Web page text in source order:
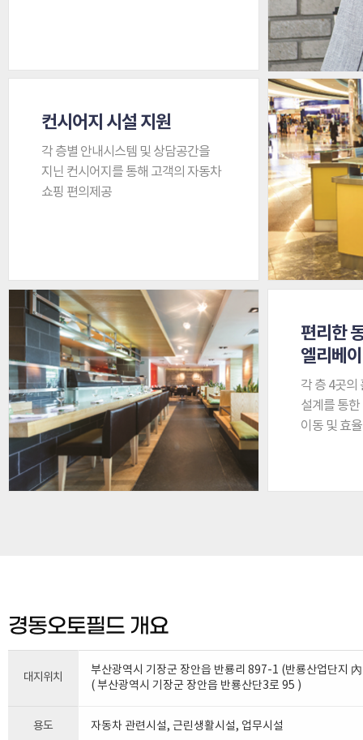
컨시어지 시설 지원
각 층별 안내시스템 및 상담공간을
지닌 컨시어지를 통해 고객의 자동차
쇼핑 편의제공
편리한
엘리베
각 층 4곳의
설계를 통
이동 및 효
경동오토필드 개요
대지위치
부산광역시 기장군 장안읍 반룡리 897-1 (반룡산업단지
( 부산광역시 기장군 장안읍 반룡산단3로 95 )
용도 자동차 관련시설, 근린생활시설, 업무시설